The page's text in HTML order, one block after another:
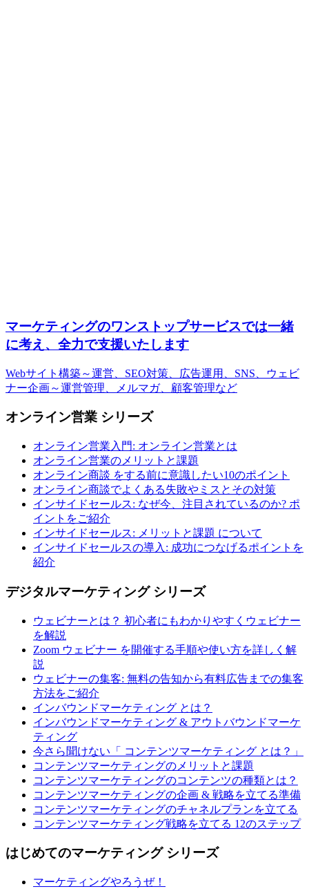
マーケティングのワンストップサービスでは一緒
に考え、全力で支援いたします
Webサイト構築～運営、SEO対策、広告運用、SNS、ウェビ
ナー企画～運営管理、メルマガ、顧客管理など
オンライン営業 シリーズ
オンライン営業入門: オンライン営業とは
オンライン営業のメリットと課題
オンライン商談 をする前に意識したい10のポイント
オンライン商談でよくある失敗やミスとその対策
インサイドセールス: なぜ今、注目されているのか? ポ
イントをご紹介
インサイドセールス: メリットと課題 について
インサイドセールスの導入: 成功につなげるポイントを
紹介
デジタルマーケティング シリーズ
ウェビナーとは？ 初心者にもわかりやすくウェビナー
を解説
Zoom ウェビナー を開催する手順や使い方を詳しく解
説
ウェビナーの集客: 無料の告知から有料広告までの集客
方法をご紹介
インバウンドマーケティング とは？
インバウンドマーケティング & アウトバウンドマーケ
ティング
今さら聞けない「 コンテンツマーケティング とは？」
コンテンツマーケティングのメリットと課題
コンテンツマーケティングのコンテンツの種類とは？
コンテンツマーケティングの企画 & 戦略を立てる準備
コンテンツマーケティングのチャネルプランを立てる
コンテンツマーケティング戦略を立てる 12のステップ
はじめてのマーケティング シリーズ
マーケティングやろうぜ！